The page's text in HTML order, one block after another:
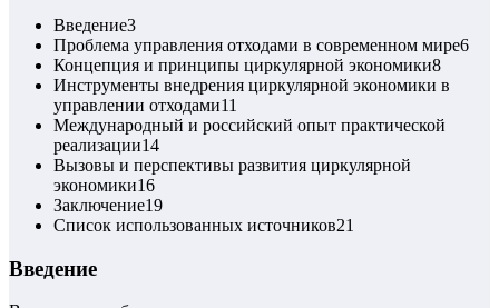
Введение3
Проблема управления отходами в современном мире6
Концепция и принципы циркулярной экономики8
Инструменты внедрения циркулярной экономики в
управлении отходами11
Международный и российский опыт практической
реализации14
Вызовы и перспективы развития циркулярной
экономики16
Заключение19
Список использованных источников21
Введение